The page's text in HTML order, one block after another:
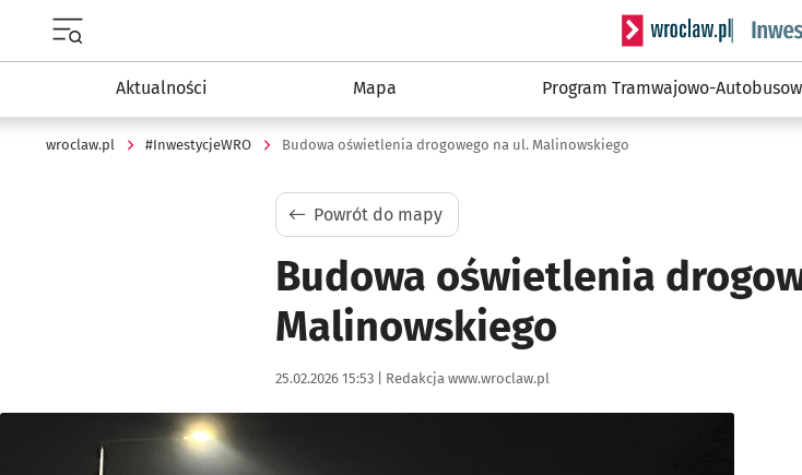
Serwis informacyjny
Aktualności Mapa Program Tramwajowo-
wroclaw.pl #InwestycjeWRO Budowa oświetlenia drogowego na ul. Malinowskiego
Powrót do mapy
Budowa oświetlenia
Malinowskiego
Data publikacji:
25.02.2026 15:53 | Autor:
Redakcja www.wroclaw.pl
Kliknij, aby powiększyć